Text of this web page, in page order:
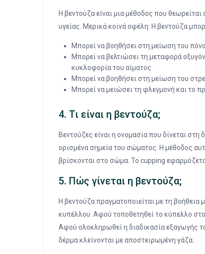
Η βεντούζα είναι μια μέθοδος που
υγείας. Μερικά κοινά οφέλη: Η βεντούζα
Μπορεί να βοηθήσει στη μείωση του
Μπορεί να βελτιώσει τη μεταφορά
κυκλοφορία του αίματος.
Μπορεί να βοηθήσει στη μείωση του
Μπορεί να μειώσει τη φλεγμονή και το
4. Τι είναι η βεντούζα;
Βεντούζες είναι η ονομασία που δίνεται
ορισμένα σημεία του σώματος. Η μέθοδος
βρίσκονται στο σώμα. Το cupping
5. Πώς γίνεται η βεντούζα;
Η βεντούζα πραγματοποιείται με τη
κυπέλλου. Αφού τοποθετηθεί το κύπελλο στο
Αφού ολοκληρωθεί η διαδικασία εξαγωγής
δέρμα κλείνονται με αποστειρωμένη γάζα.